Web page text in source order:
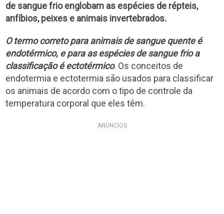
de sangue frio englobam as espécies de répteis,
anfíbios, peixes e animais invertebrados.
O termo correto para animais de sangue quente é
endotérmico, e para as espécies de sangue frio a
classificação é ectotérmico. Os conceitos de
endotermia e ectotermia são usados para classificar
os animais de acordo com o tipo de controle da
temperatura corporal que eles têm.
ANÚNCIOS